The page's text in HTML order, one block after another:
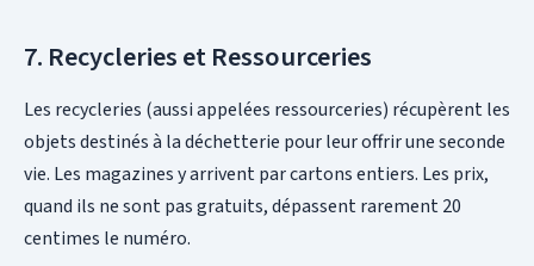
7. Recycleries et Ressourceries
Les recycleries (aussi appelées ressourceries) récupèrent les
objets destinés à la déchetterie pour leur offrir une seconde
vie. Les magazines y arrivent par cartons entiers. Les prix,
quand ils ne sont pas gratuits, dépassent rarement 20
centimes le numéro.